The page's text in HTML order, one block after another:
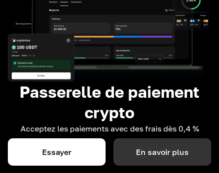
Passerelle de paiement
crypto
Acceptez les paiements avec des frais dès 0,4 %
Essayer En savoir plus